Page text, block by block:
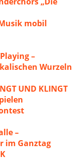
mobil
–
Wurzeln
UND KLINGT
–
im Ganztag